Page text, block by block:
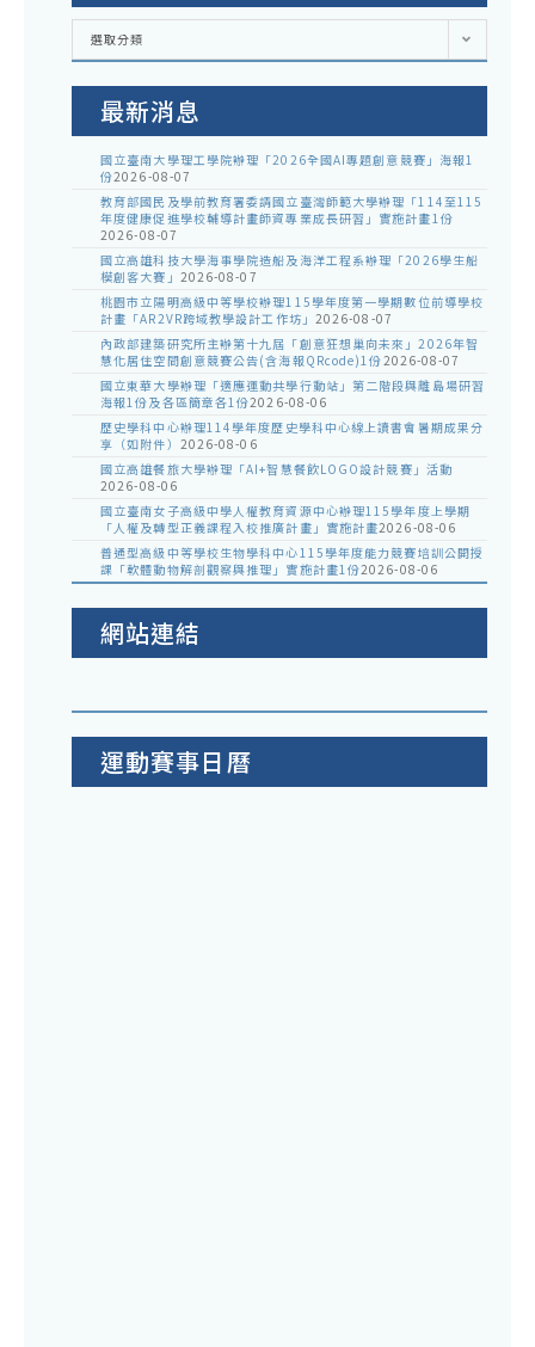
各
室
選取分類
最新消息
國立臺南大學理工學院辦理「2026全國AI專題創意競賽」海報1
份2026-08-07
教育部國民及學前教育署委請國立臺灣師範大學辦理「114至115
年度健康促進學校輔導計畫師資專業成長研習」實施計畫1份
2026-08-07
國立高雄科技大學海事學院造船及海洋工程系辦理「2026學生船
模創客大賽」 2026-08-07
桃園市立陽明高級中等學校辦理115學年度第一學期數位前導學校
計畫「AR2VR跨域教學設計工作坊」 2026-08-07
內政部建築研究所主辦第十九屆「創意狂想巢向未來」2026年智
慧化居住空間創意競賽公告(含海報QRcode)1份2026-08-07
國立東華大學辦理「適應運動共學行動站」第二階段與離島場研習
海報1份及各區簡章各1份2026-08-06
歷史學科中心辦理114學年度歷史學科中心線上讀書會暑期成果分
享（如附件） 2026-08-06
國立高雄餐旅大學辦理「AI+智慧餐飲LOGO設計競賽」活動
2026-08-06
國立臺南女子高級中學人權教育資源中心辦理115學年度上學期
「人權及轉型正義課程入校推廣計畫」實施計畫2026-08-06
普通型高級中等學校生物學科中心115學年度能力競賽培訓公開授
課「軟體動物解剖觀察與推理」實施計畫1份2026-08-06
網站連結
運動賽事日曆